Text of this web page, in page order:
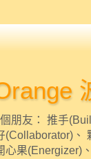
朋友： 推手
(Collaborator)、
心果(Energizer)